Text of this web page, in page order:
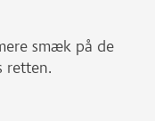
smæk på de
retten.